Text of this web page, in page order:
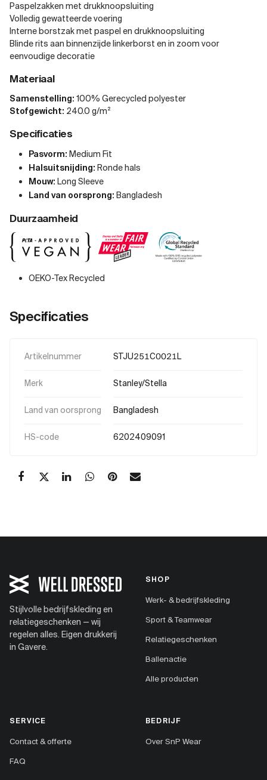
Paspelzakken met drukknoopsluiting
Volledig gewatteerde voering
Interne borstzak met paspel en drukknoopsluiting
Blinde rits aan binnenzijde linkerborst en in zoom voor
eenvoudige decoratie
Materiaal
Samenstelling: 100% Gerecycled polyester
Stofgewicht: 240.0 g/m²
Specificaties
Pasvorm: Medium Fit
Halsuitsnijding: Ronde hals
Mouw: Long Sleeve
Land van oorsprong: Bangladesh
Duurzaamheid
OEKO-Tex Recycled
Specificaties
Artikelnummer STJU251C0021L
Merk Stanley/Stella
Land van oorsprong Bangladesh
HS-code 6202409091
Stijlvolle bedrijfskleding en
relatiegeschenken — wij
regelen alles. Eigen drukkerij
in Gavere.
SHOP
Werk- & bedrijfskleding
Sport & Teamwear
Relatiegeschenken
Ballenactie
Alle producten
SERVICE
Contact & offerte
FAQ
BEDRIJF
Over SnP Wear